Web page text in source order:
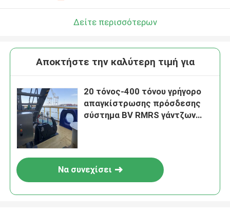
Δείτε περισσότερων
Αποκτήστε την καλύτερη τιμή για
20 τόνος-400 τόνου γρήγορο
απαγκίστρωσης πρόσδεσης
σύστημα BV RMRS γάντζων
Να συνεχίσει